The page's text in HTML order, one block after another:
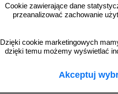
Cookie zawierające dane
przeanalizować zachowanie
Dzięki cookie marketingowych
dzięki temu możemy wyświetlać
Akceptuj